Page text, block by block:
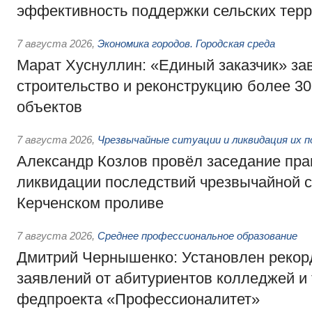
эффективность поддержки сельских
7 августа 2026, Экономика городов. Городская среда
Марат Хуснуллин: «Единый заказчик»
строительство и реконструкцию более
объектов
7 августа 2026, Чрезвычайные ситуации и ликвидация их
Александр Козлов провёл заседание
ликвидации последствий чрезвычайной
Керченском проливе
7 августа 2026, Среднее профессиональное образование
Дмитрий Чернышенко: Установлен
заявлений от абитуриентов колледжей и
федпроекта «Профессионалитет»